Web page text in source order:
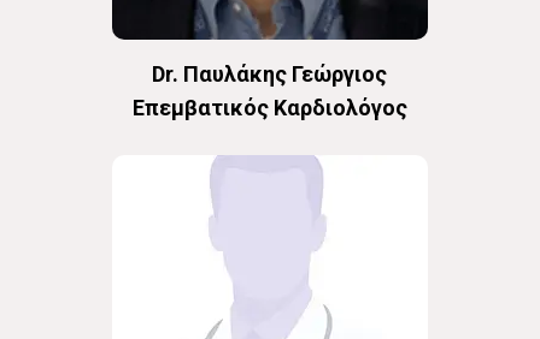
Dr. Παυλάκης Γεώργιος
Επεμβατικός Καρδιολόγος